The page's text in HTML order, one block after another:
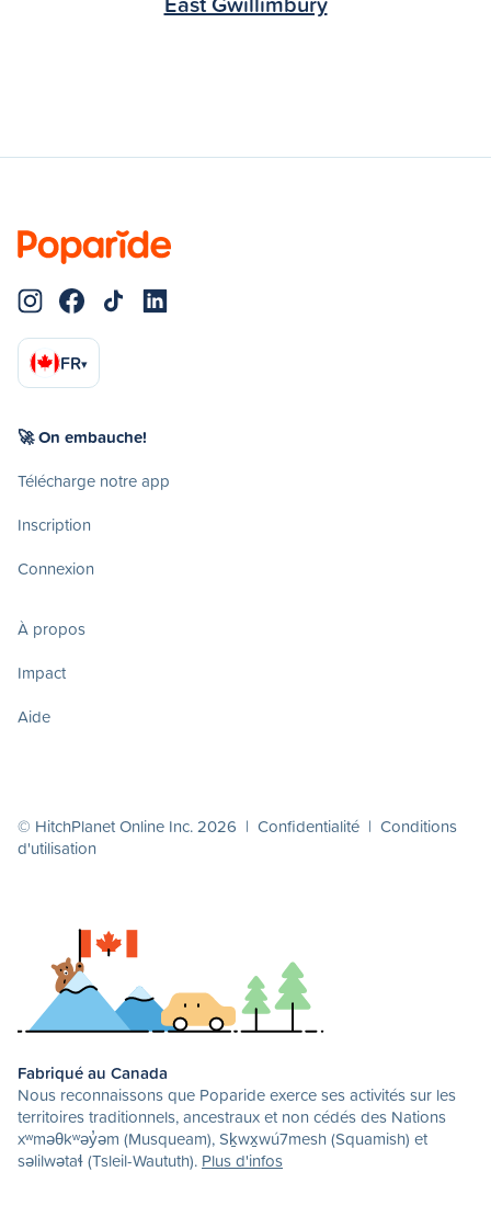
FR▾
🚀 On embauche!
Télécharge notre app
Inscription
Connexion
À propos
Impact
Aide
© HitchPlanet Online Inc. 2026 | Confidentialité | Conditions
d'utilisation
Fabriqué au Canada
Nous reconnaissons que Poparide exerce ses activités sur les
territoires traditionnels, ancestraux et non cédés des Nations
xʷməθkʷəy̓əm (Musqueam), Sḵwx̱wú7mesh (Squamish) et
səlilwətaɬ (Tsleil-Waututh). Plus d'infos